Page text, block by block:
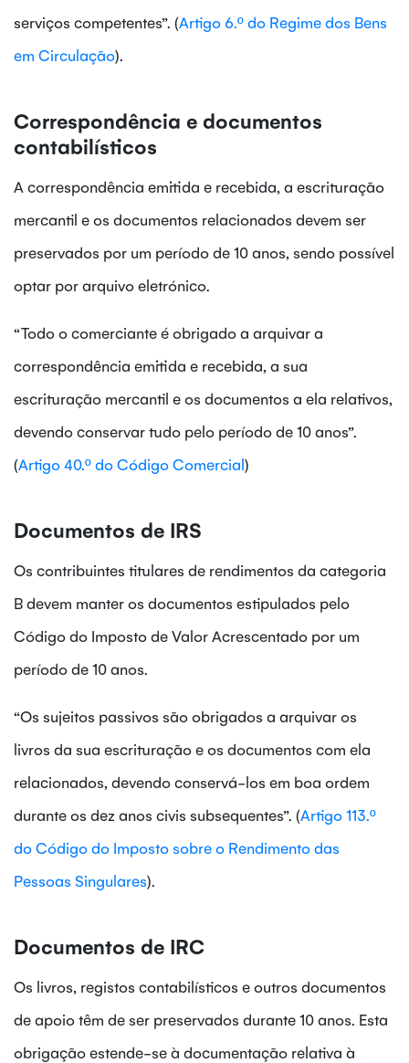
serviços competentes”. (Artigo 6.º do Regime dos Bens
em Circulação).
Correspondência e documentos
contabilísticos
A correspondência emitida e recebida, a escrituração
mercantil e os documentos relacionados devem ser
preservados por um período de 10 anos, sendo possível
optar por arquivo eletrónico.
“Todo o comerciante é obrigado a arquivar a
correspondência emitida e recebida, a sua
escrituração mercantil e os documentos a ela relativos,
devendo conservar tudo pelo período de 10 anos”.
(Artigo 40.º do Código Comercial)
Documentos de IRS
Os contribuintes titulares de rendimentos da categoria
B devem manter os documentos estipulados pelo
Código do Imposto de Valor Acrescentado por um
período de 10 anos.
“Os sujeitos passivos são obrigados a arquivar os
livros da sua escrituração e os documentos com ela
relacionados, devendo conservá-los em boa ordem
durante os dez anos civis subsequentes”. (Artigo 113.º
do Código do Imposto sobre o Rendimento das
Pessoas Singulares).
Documentos de IRC
Os livros, registos contabilísticos e outros documentos
de apoio têm de ser preservados durante 10 anos. Esta
obrigação estende-se à documentação relativa à